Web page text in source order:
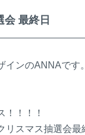
会 最終日
インのANNAです。
！！！！
リスマス抽選会最